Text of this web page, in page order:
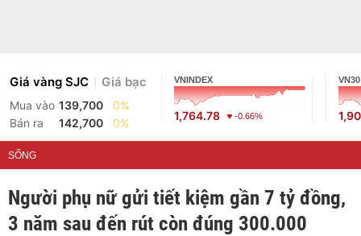
Giá vàng SJC Giá bạc
Mua vào 139,700
0%
Bán ra
142,700 0%
VNINDEX
1,764.78 -0.66%
VN30
SỐNG
Người phụ nữ gửi tiết kiệm gần 7 tỷ đồng,
3 năm sau đến rút còn đúng 300.000